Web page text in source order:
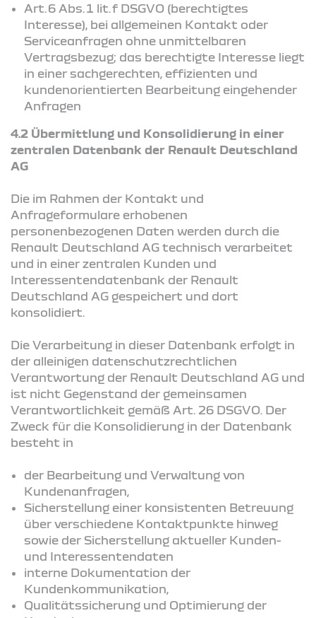
Art. 6 Abs. 1 lit. f DSGVO (berechtigtes
Interesse), bei allgemeinen Kontakt oder
Serviceanfragen ohne unmittelbaren
Vertragsbezug; das berechtigte Interesse liegt
in einer sachgerechten, effizienten und
kundenorientierten Bearbeitung eingehender
Anfragen
4.2 Übermittlung und Konsolidierung in einer
zentralen Datenbank der Renault Deutschland
AG
Die im Rahmen der Kontakt und
Anfrageformulare erhobenen
personenbezogenen Daten werden durch die
Renault Deutschland AG technisch verarbeitet
und in einer zentralen Kunden und
Interessentendatenbank der Renault
Deutschland AG gespeichert und dort
konsolidiert.
Die Verarbeitung in dieser Datenbank erfolgt in
der alleinigen datenschutzrechtlichen
Verantwortung der Renault Deutschland AG und
ist nicht Gegenstand der gemeinsamen
Verantwortlichkeit gemäß Art. 26 DSGVO. Der
Zweck für die Konsolidierung in der Datenbank
besteht in
der Bearbeitung und Verwaltung von
Kundenanfragen,
Sicherstellung einer konsistenten Betreuung
über verschiedene Kontaktpunkte hinweg
sowie der Sicherstellung aktueller Kunden-
und Interessentendaten
interne Dokumentation der
Kundenkommunikation,
Qualitätssicherung und Optimierung der